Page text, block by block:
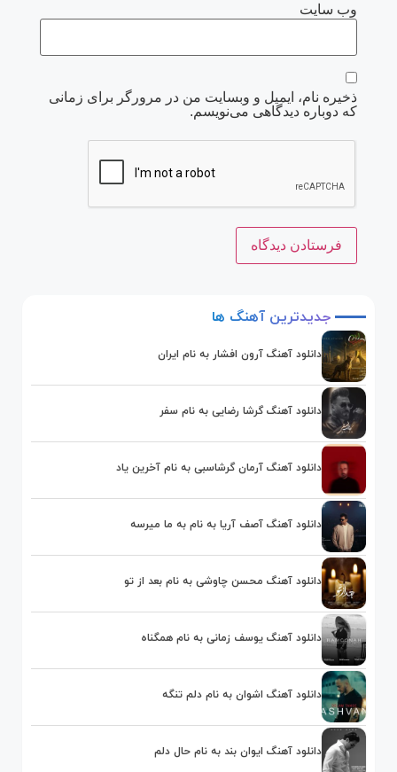
وب‌ سایت
ذخیره نام، ایمیل و وبسایت من در مرورگر برای زمانی
که دوباره دیدگاهی می‌نویسم.
جدیدترین آهنگ ها
دانلود آهنگ آرون افشار به نام ایران
دانلود آهنگ گرشا رضایی به نام سفر
دانلود آهنگ آرمان گرشاسبی به نام آخرین یاد
دانلود آهنگ آصف آریا به نام به ما میرسه
دانلود آهنگ محسن چاوشی به نام بعد از تو
دانلود آهنگ یوسف زمانی به نام همگناه
دانلود آهنگ اشوان به نام دلم تنگه
دانلود آهنگ ایوان بند به نام حال دلم